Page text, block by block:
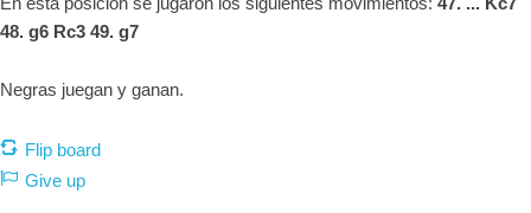
48. g6 Rc3 49. g7
Negras juegan y ganan.
Flip board
Give up